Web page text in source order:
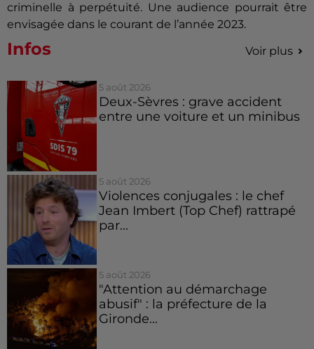
criminelle à perpétuité. Une audience pourrait être
envisagée dans le courant de l’année 2023.
Infos Voir plus
5 août 2026
Deux-Sèvres : grave accident
entre une voiture et un minibus
5 août 2026
Violences conjugales : le chef
Jean Imbert (Top Chef) rattrapé
par...
5 août 2026
"Attention au démarchage
abusif" : la préfecture de la
Gironde...